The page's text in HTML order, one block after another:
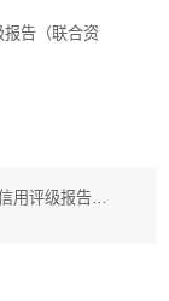
报告（联合资
上一篇：2026年度天府信用增进股份有限公司信用评级报告（中诚信）